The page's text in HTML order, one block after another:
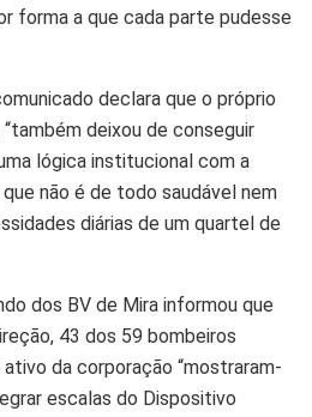
forma a que cada parte pudesse
declara que o próprio
deixou de conseguir
lógica institucional com a
não é de todo saudável nem
diárias de um quartel de
dos BV de Mira informou que
43 dos 59 bombeiros
da corporação “mostraram-
escalas do Dispositivo